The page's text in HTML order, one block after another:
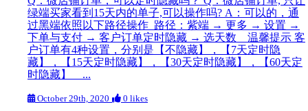
绿端买家看到15天内的单子,可以操作吗? A：可以的，通
过黑端依照以下路径操作 路径：紫端 → 更多 → 设置 →
下单与支付 → 客户订单定时隐藏 → 选天数 温馨提示 客
户订单有4种设置，分别是【不隐藏】，【7天定时隐
藏】，【15天定时隐藏】，【30天定时隐藏】，【60天定
时隐藏】 ...
October 29th, 2020 0 likes